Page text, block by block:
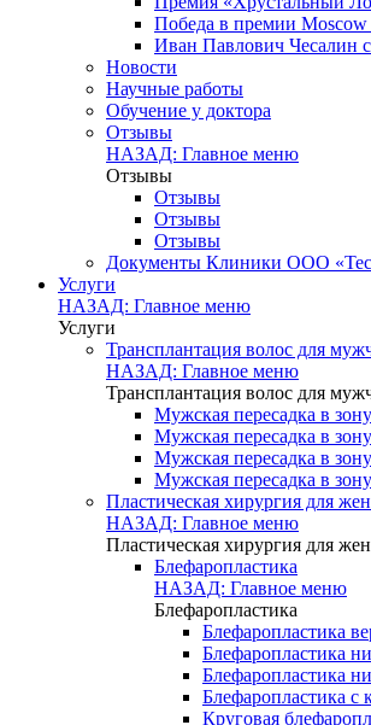
Победа в премии Moscow
Иван Павлович Чесалин
Новости
Научные работы
Обучение у доктора
Отзывы
НАЗАД: Главное меню
Отзывы
Отзывы
Отзывы
Отзывы
Документы Клиники ООО
Услуги
НАЗАД: Главное меню
Услуги
Трансплантация волос для
НАЗАД: Главное меню
Трансплантация волос для
Мужская пересадка в
Мужская пересадка в
Мужская пересадка в
Мужская пересадка в
Пластическая хирургия для
НАЗАД: Главное меню
Пластическая хирургия для
Блефаропластика
НАЗАД: Главное меню
Блефаропластика
Блефаропластика
Блефаропластика
Блефаропластика
Блефаропластика с
Круговая